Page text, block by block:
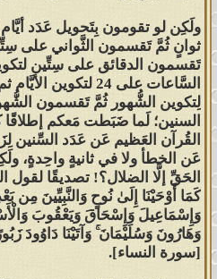
ولَكِن لو تقومون بِتَحويل عَدَد أيَّام
ثوانٍ ثُمَّ تَقسمون الثَّواني على
تَقسمون الدقائق على سِتِّين
السَّاعات على 24
لِتكوين الشُّهور ثُمَّ تَقسمون
السنين؛ لَما ضَبَطت مَعكم
القُرآن العَظيم عَن عَدَد السِّنين
عَن الخطأ ولا في ثانيةٍ واحِدةٍ،
الحَقِّ إلَّا الضلال؟! تصديقًا لقول
كَمَا أَوْحَيْنَا إِلَىٰ نُوحٍ وَالنَّبِيِّينَ مِن
وَإِسْمَاعِيلَ وَإِسْحَاقَ وَيَعْقُوبَ
[سورة النساء].